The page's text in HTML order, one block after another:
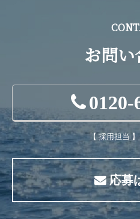
お問
0120-
【 採用担当
応募